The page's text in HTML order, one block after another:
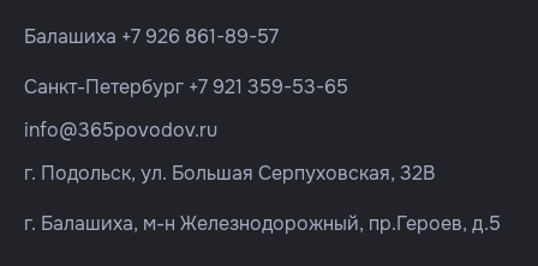
Балашиха +7 926 861-89-57
Санкт-Петербург +7 921 359-53-65
info@365povodov.ru
г. Подольск, ул. Большая Серпуховская, 32В
г. Балашиха, м-н Железнодорожный, пр.Героев, д.5